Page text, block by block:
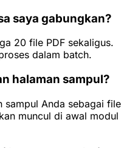
saya gabungkan?
20 file PDF sekaligus.
dalam batch.
halaman sampul?
sampul Anda sebagai file
muncul di awal modul